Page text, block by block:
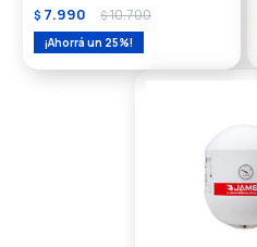
$ 7.990 $10.700
25